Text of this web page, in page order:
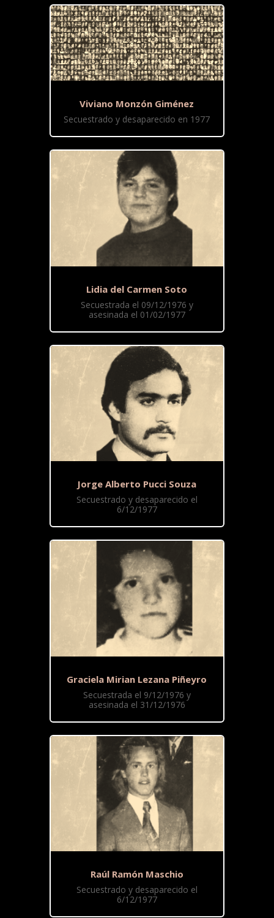
Viviano Monzón Giménez
Secuestrado y desaparecido en 1977
Lidia del Carmen Soto
Secuestrada el 09/12/1976 y
asesinada el 01/02/1977
Jorge Alberto Pucci Souza
Secuestrado y desaparecido el
6/12/1977
Graciela Mirian Lezana Piñeyro
Secuestrada el 9/12/1976 y
asesinada el 31/12/1976
Raúl Ramón Maschio
Secuestrado y desaparecido el
6/12/1977